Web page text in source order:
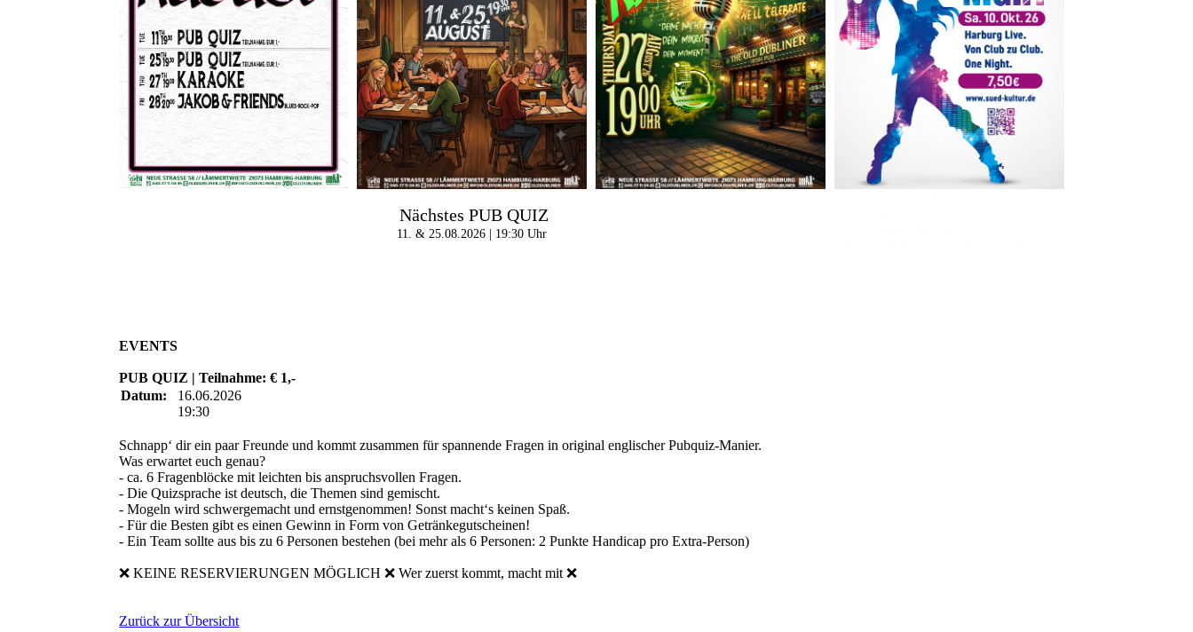
Nächstes PUB QUIZ
11. & 25.08.2026 | 19:30 Uhr
EVENTS
PUB QUIZ | Teilnahme: € 1,-
Datum:
16.06.2026
19:30
Schnapp‘ dir ein paar Freunde und kommt zusammen für spannende Fragen in original englischer Pubquiz-Manier.
Was erwartet euch genau?
- ca. 6 Fragenblöcke mit leichten bis anspruchsvollen Fragen.
- Die Quizsprache ist deutsch, die Themen sind gemischt.
- Mogeln wird schwergemacht und ernstgenommen! Sonst macht‘s keinen Spaß.
- Für die Besten gibt es einen Gewinn in Form von Getränkegutscheinen!
- Ein Team sollte aus bis zu 6 Personen bestehen (bei mehr als 6 Personen: 2 Punkte Handicap pro Extra-Person)
❌ KEINE RESERVIERUNGEN MÖGLICH ❌ Wer zuerst kommt, macht mit ❌
Zurück zur Übersicht